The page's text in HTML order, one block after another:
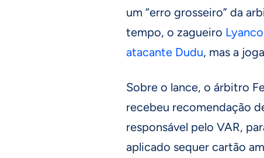
um “erro grosseiro” da
tempo, o zagueiro
atacante Dudu, mas a
Sobre o lance, o árbitro
recebeu recomendação
responsável pelo VAR,
aplicado sequer cartão